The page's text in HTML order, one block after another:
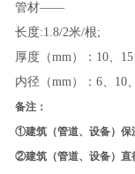
管材——
长度:1.8/2米/根;
厚度（mm）：10、
内径（mm）：6、10
备注：
①建筑（管道、设备）保
②建筑（管道、设备）直